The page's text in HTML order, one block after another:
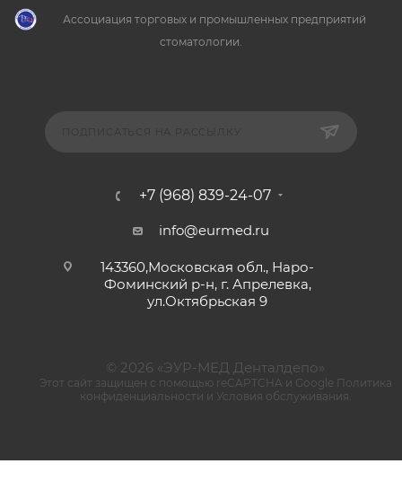
Ассоциация торговых и промышленных предприятий
стоматологии.
+7 (968) 839-24-07
info@eurmed.ru
143360,Московская обл., Наро-
Фоминский р-н, г. Апрелевка,
ул.Октябрьская 9
© 2026 «ЭУР-МЕД Денталдепо»
Этот сайт защищен с помощью reCAPTCHA и Google Политика
конфиденциальности и Условия обслуживания